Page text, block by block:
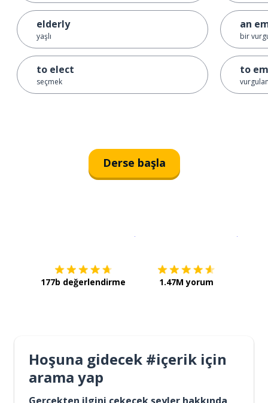
elderly
yaşlı
to elect
seçmek
an
bir
to
Derse başla
177b değerlendirme 1.47M yorum
Hoşuna gidecek #içerik için
arama yap